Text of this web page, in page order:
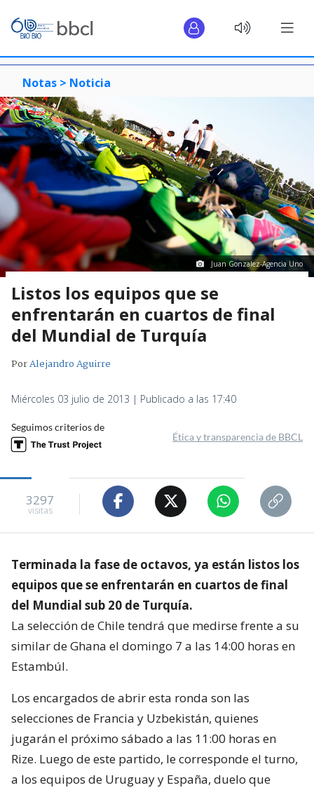
Notas > Noticia
Juan Gonzalez-Agencia Uno
Listos los equipos que se
enfrentarán en cuartos de final
del Mundial de Turquía
PorAlejandro Aguirre
Miércoles 03 julio de 2013 | Publicado a las 17:40
Seguimos criterios de
Ética y transparencia de BBCL
3297
visitas
Terminada la fase de octavos, ya están listos los
equipos que se enfrentarán en cuartos de final
del Mundial sub 20 de Turquía.
La selección de Chile tendrá que medirse frente a su
similar de Ghana el domingo 7 a las 14:00 horas en
Estambúl.
Los encargados de abrir esta ronda son las
selecciones de Francia y Uzbekistán, quienes
jugarán el próximo sábado a las 11:00 horas en
Rize. Luego de este partido, le corresponde el turno,
a los equipos de Uruguay y España, duelo que